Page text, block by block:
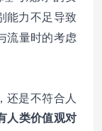
能力不足导致
流量时的考虑
还是不符合人
人类价值观对